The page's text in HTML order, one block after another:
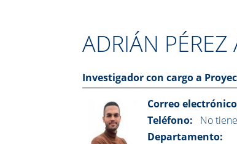
ADRIÁN PÉREZ
Investigador con cargo a
Correo
Teléfono: No tiene
Departamento: